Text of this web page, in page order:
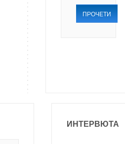
ПРОЧЕТИ
ИНТЕРВЮТА